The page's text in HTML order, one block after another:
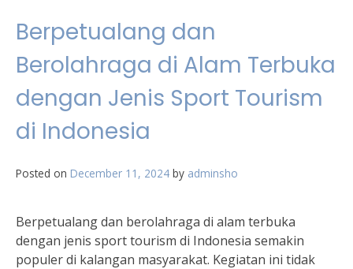
Berpetualang dan
Berolahraga di Alam Terbuka
dengan Jenis Sport Tourism
di Indonesia
Posted on December 11, 2024 by adminsho
Berpetualang dan berolahraga di alam terbuka
dengan jenis sport tourism di Indonesia semakin
populer di kalangan masyarakat. Kegiatan ini tidak